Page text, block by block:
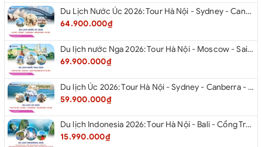
Du Lịch Nước Úc 2026: Tour Hà Nội - Sydney - Canberra - Melbourne - Hà Nội
64.900.000₫
Du lịch nước Nga 2026: Tour Hà Nội - Moscow - Saint Petersburg từ Hà Nội
69.900.000₫
Du lịch Úc 2026: Tour Hà Nội - Sydney - Canberra - Melbourne - Hà Nội
59.900.000₫
Du lịch Indonesia 2026: Tour Hà Nội - Bali - Cổng Trời Lempuyang - Swings Bali - Ngắm hoàng hôn biển Jimbaran - Kelingking - Sống Lưng Khủng Long từ Hà Nội
15.990.000₫